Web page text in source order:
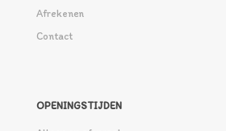
Afrekenen
Contact
OPENINGSTIJDEN